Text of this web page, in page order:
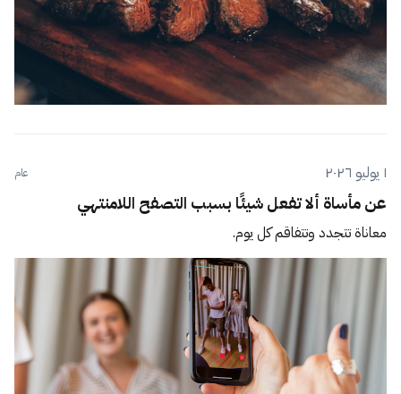
١ يوليو ٢٠٢٦ عام
عن مأساة ألا تفعل شيئًا بسبب التصفح اللامنتهي
معاناة تتجدد وتتفاقم كل يوم.